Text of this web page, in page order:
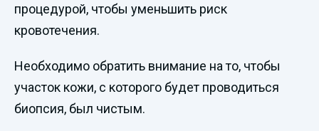
процедурой, чтобы уменьшить риск
кровотечения.
Необходимо обратить внимание на то, чтобы
участок кожи, с которого будет проводиться
биопсия, был чистым.